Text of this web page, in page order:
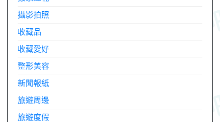
攝影拍照
收藏品
收藏愛好
整形美容
新聞報紙
旅遊周邊
旅遊度假